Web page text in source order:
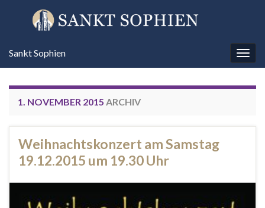
Sankt Sophien
1. NOVEMBER 2015 ARCHIV
Weihnachtskonzert am Samstag
19.12.2015 um 19.30 Uhr